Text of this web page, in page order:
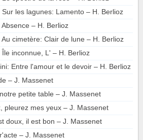
Sur les lagunes: Lamento – H. Berlioz
– H. Berlioz
Au cimetère: Clair de lune – H. Berlioz
Île inconnue, L' – H. Berlioz
Entre l'amour et le devoir – H. Berlioz
– J. Massenet
petite table – J. Massenet
pleurez mes yeux – J. Massenet
doux, il est bon – J. Massenet
– J. Massenet